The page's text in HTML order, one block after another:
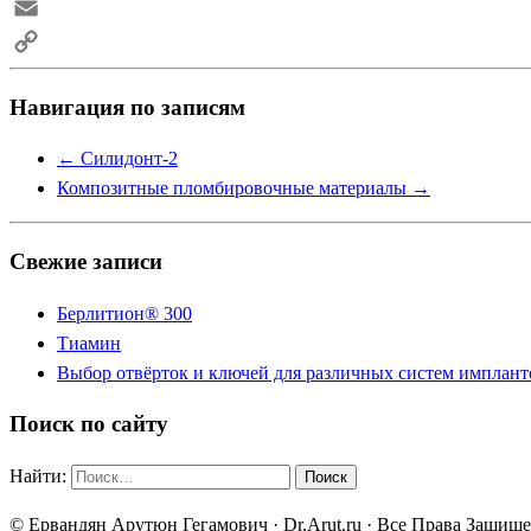
Skype
Email
Copy
Link
Навигация по записям
← Силидонт-2
Композитные пломбировочные материалы →
Свежие записи
Берлитион® 300
Тиамин
Выбор отвёрток и ключей для различных систем
Поиск по сайту
Найти:
© Ервандян Арутюн Гегамович · Dr.Arut.ru · Все Права